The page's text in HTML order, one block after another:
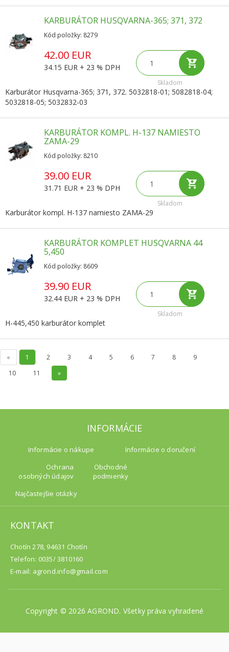
KARBURÁTOR HUSQVARNA-365; 371, 372
Kód položky: 8279
42.00 EUR
34.15 EUR + 23 % DPH
Skladom
Karburátor Husqvarna-365; 371, 372. 5032818-01; 5082818-04;
5032818-05; 5032832-03
KARBURÁTOR KOMPL. H-137 NAMIESTO
ZAMA-29
Kód položky: 8210
39.00 EUR
31.71 EUR + 23 % DPH
Skladom
Karburátor kompl. H-137 namiesto ZAMA-29
KARBURÁTOR KOMPLET HUSQVARNA 44
5,450
Kód položky: 8609
39.90 EUR
32.44 EUR + 23 % DPH
Skladom
H-445,450 karburátor komplet
« 1 2 3 4 5 6 7 8
9
10
11 »
INFORMÁCIE
Informácie o nákupe
Informácie o doručení
Ochrana
osobných údajov
Obchodné
podmienky
Najčastejšie otázky
KONTAKT
Chotín 278, 94631 Chotín
Telefon: 0035/ 3810160
E-mail: agrond.info@gmail.com
Copyright © 2026 AGROND. Všetky práva vyhradené